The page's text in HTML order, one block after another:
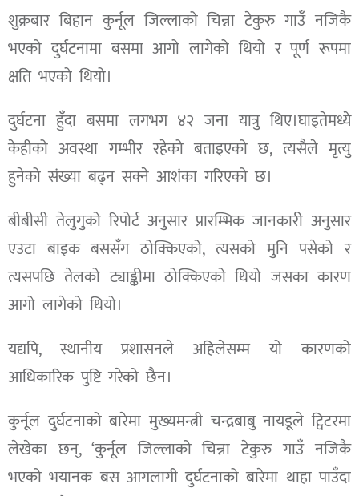
शुक्रबार बिहान कुर्नूल जिल्लाको चिन्ना टेकुरु गाउँ नजिकै
भएको दुर्घटनामा बसमा आगो लागेको थियो र पूर्ण रूपमा
क्षति भएको थियो।
दुर्घटना हुँदा बसमा लगभग ४२ जना यात्रु थिए।घाइतेमध्ये
केहीको अवस्था गम्भीर रहेको बताइएको छ, त्यसैले मृत्यु
हुनेको संख्या बढ्न सक्ने आशंका गरिएको छ।
बीबीसी तेलुगुको रिपोर्ट अनुसार प्रारम्भिक जानकारी अनुसार
एउटा बाइक बससँग ठोक्किएको, त्यसको मुनि पसेको र
त्यसपछि तेलको ट्याङ्कीमा ठोक्किएको थियो जसका कारण
आगो लागेको थियो।
यद्यपि, स्थानीय प्रशासनले अहिलेसम्म यो कारणको
आधिकारिक पुष्टि गरेको छैन।
कुर्नूल दुर्घटनाको बारेमा मुख्यमन्त्री चन्द्रबाबु नायडूले ट्विटरमा
लेखेका छन्, ‘कुर्नूल जिल्लाको चिन्ना टेकुरु गाउँ नजिकै
भएको भयानक बस आगलागी दुर्घटनाको बारेमा थाहा पाउँदा